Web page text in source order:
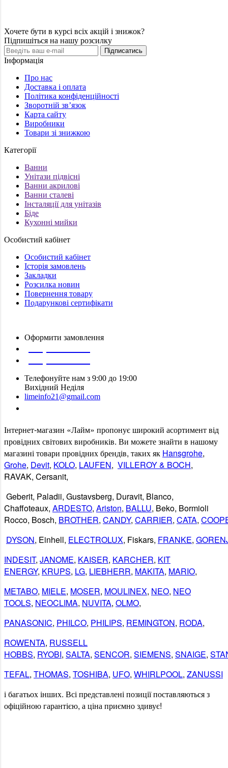
Хочете бути в курсі всіх акцій і знижок?
Підпишіться на нашу розсилку
Підписатись
Інформація
Про нас
Доставка і оплата
Політика конфіденційності
Зворотній зв’язок
Карта сайту
Виробники
Товари зі знижкою
Категорії
Ванни
Унітази підвісні
Ванни акрилові
Ванни сталеві
Інсталяції для унітазів
Біде
Кухонні мийки
Особистий кабінет
Особистий кабінет
Історія замовлень
Закладки
Розсилка новин
Повернення товару
Подарункові сертифікати
Оформити замовлення
Телефонуйте нам з 9:00 до 19:00
Вихідний Неділя
limeinfo21@gmail.com
Інтернет-магазин «Лайм» пропонуєширокий асортиментвід
провіднихсвітовихвиробників. Ви можетезнайти в нашому
магазинітовари провіднихбрендів, такихяк Hansgrohe,
Grohe, Devit, KOLO, LAUFEN, VILLEROY & BOCH,
RAVAK, Cersanit,
Geberit, Paladii, Gustavsberg, Duravit, Blanco,
Chaffoteaux, ARDESTO, Ariston, BALLU, Beko, Bormioli
Rocco, Bosch, BROTHER, CANDY, CARRIER, CATA,
DYSON, Einhell, ELECTROLUX, Fiskars, FRANKE,
INDESIT, JANOME, KAISER, KARCHER, KIT
ENERGY, KRUPS, LG, LIEBHERR, MAKITA, MARIO,
METABO, MIELE, MOSER, MOULINEX, NEO, NEO
TOOLS, NEOCLIMA, NUVITA, OLMO,
PANASONIC, PHILCO, PHILIPS, REMINGTON, RODA,
ROWENTA, RUSSELL
HOBBS, RYOBI, SALTA, SENCOR, SIEMENS, SNAIGE,
TEFAL, THOMAS, TOSHIBA, UFO, WHIRLPOOL, ZANUSSI
ібагатьохінших. Всіпредставленіпозиціїпоставляютьсяз
офіційною гарантією, ацінаприємноздивує!